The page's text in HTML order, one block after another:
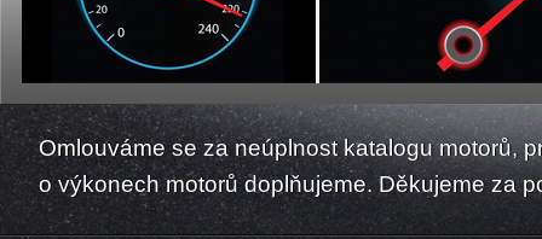
Omlouváme se za neúplnost katalogu motorů,
o výkonech motorů doplňujeme. Děkujeme za